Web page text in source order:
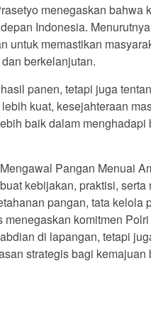
menegaskan bahwa
Indonesia.
untuk memastikan
berkelanjutan.
panen, tetapi juga
kuat, kesejahteraan
baik dalam menghadapi
Pangan Menuai
kebijakan, praktisi, serta
pangan, tata kelola
komitmen
di lapangan, tetapi
strategis bagi kemajuan